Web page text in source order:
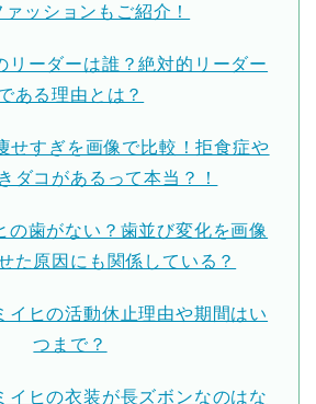
ァッションもご紹介！
リーダーは誰？絶対的リーダー
ある理由とは？
せすぎを画像で比較！拒食症や
ダコがあるって本当？！
の歯がない？歯並び変化を画像
た原因にも関係している？
イヒの活動休止理由や期間はい
つまで？
イヒの衣装が長ズボンなのはな